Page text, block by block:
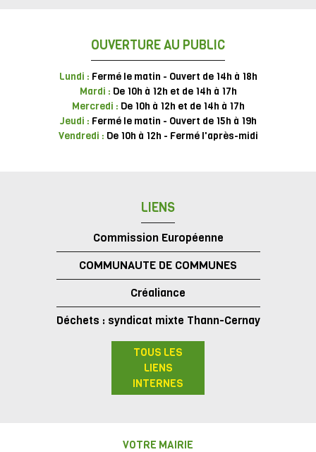
OUVERTURE AU PUBLIC
Lundi : Fermé le matin - Ouvert de 14h à 18h
Mardi : De 10h à 12h et de 14h à 17h
Mercredi : De 10h à 12h et de 14h à 17h
Jeudi : Fermé le matin - Ouvert de 15h à 19h
Vendredi : De 10h à 12h - Fermé l'après-midi
LIENS
Commission Européenne
COMMUNAUTE DE COMMUNES
Créaliance
Déchets : syndicat mixte Thann-Cernay
TOUS LES
LIENS
INTERNES
VOTRE MAIRIE